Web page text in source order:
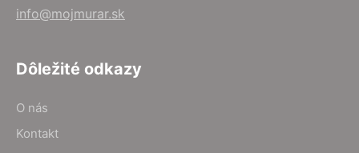
info@mojmurar.sk
Dôležité odkazy
O nás
Kontakt